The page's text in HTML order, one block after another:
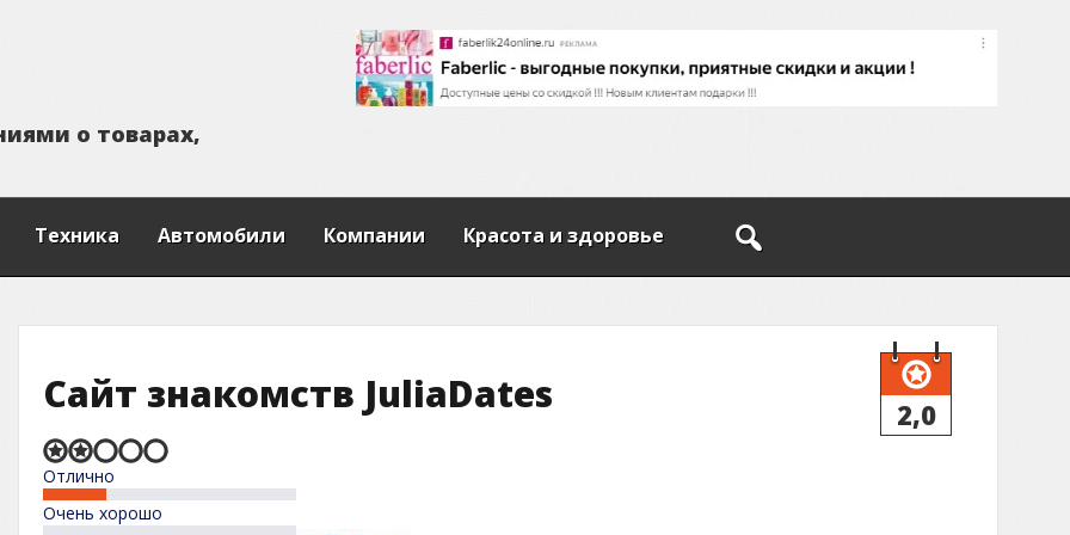
иями о товарах,
Техника Автомобили Компании Красота и здоровье
Сайт знакомств JuliaDates 2,0
Rated
2,0
out
of
Отлично
Очень хорошо